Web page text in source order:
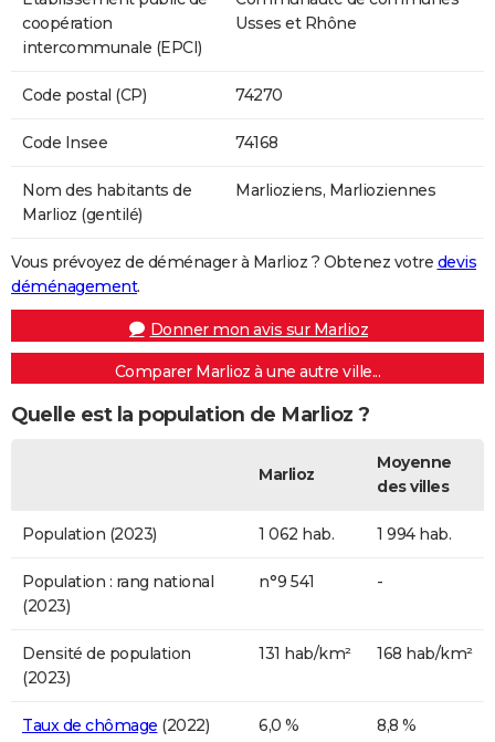
coopération
intercommunale (EPCI)
Usses et Rhône
Code postal (CP) 74270
Code Insee 74168
Nom des habitants de
Marlioz (gentilé)
Marlioziens, Marlioziennes
Vous prévoyez de déménager à Marlioz ? Obtenez votre devis
déménagement.
Donner mon avis sur Marlioz
Comparer Marlioz à une autre ville...
Quelle est la population de Marlioz ?
Marlioz
Moyenne
des villes
Population (2023) 1 062 hab. 1 994 hab.
Population : rang national
(2023)
n°9 541 -
Densité de population
(2023)
131 hab/km² 168 hab/km²
Taux de chômage (2022) 6,0 % 8,8 %